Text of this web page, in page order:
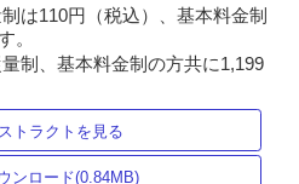
は110円（税込）、基本料金制
。
制、基本料金制の方共に1,199
トラクトを見る
ンロード(0.84MB)